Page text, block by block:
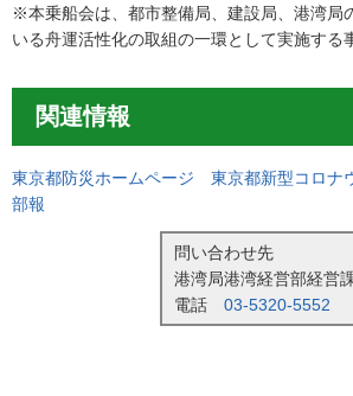
※本乗船会は、都市整備局、建設局、港湾局
いる舟運活性化の取組の一環として実施する
関連情報
東京都防災ホームページ 東京都新型コロナ
部報
問い合わせ先
港湾局港湾経営部経営
電話 03-5320-5552